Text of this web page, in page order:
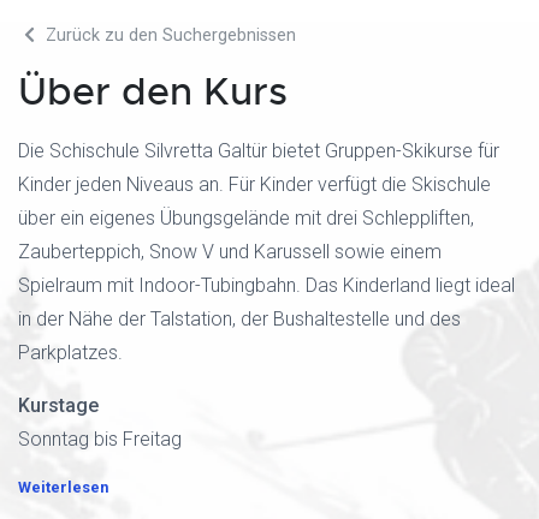
Zurück zu den Suchergebnissen
Über den Kurs
Die Schischule Silvretta Galtür bietet Gruppen-Skikurse für
Kinder jeden Niveaus an. Für Kinder verfügt die Skischule
über ein eigenes Übungsgelände mit drei Schleppliften,
Zauberteppich, Snow V und Karussell sowie einem
Spielraum mit Indoor-Tubingbahn. Das Kinderland liegt ideal
in der Nähe der Talstation, der Bushaltestelle und des
Parkplatzes.
Kurstage
Sonntag bis Freitag
Weiterlesen